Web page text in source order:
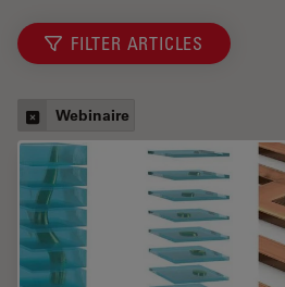
FILTER ARTICLES
Webinaire